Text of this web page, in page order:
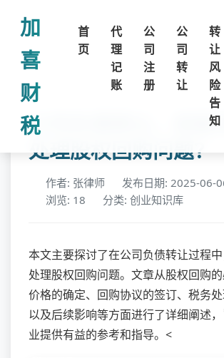
加
喜
财
税
首
页
代
理
记
账
公
司
注
册
公
司
转
让
转
让
风
险
告
知
公司负债转让，前股
处理股权回购问题？
作者: 张律师
发布日期: 2025-06-
浏览: 18
分类: 创业知识库
本文主要探讨了在公司负债转让过程
处理股权回购问题。文章从股权回购
价格的确定、回购协议的签订、税务
以及后续影响等方面进行了详细阐述
业提供有益的参考和指导。<